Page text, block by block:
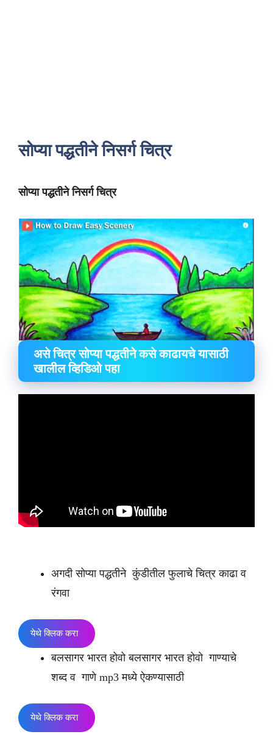
सोप्या पद्धतीने निसर्ग चित्र
सोप्या पद्धतीने निसर्ग चित्र
असे चित्र सोप्या पद्धतीने कसे काढायचे यासाठी
खालील व्हिडिओ पहा
अगदी सोप्या पद्धतीने कुंडीतील फुलाचे चित्र काढा व
रंगवा
येथे क्लिक करा
बलसागर भारत होवो बलसागर भारत होवो गाण्याचे
शब्द व गाणे mp3 मध्ये ऐकण्यासाठी
येथे क्लिक करा